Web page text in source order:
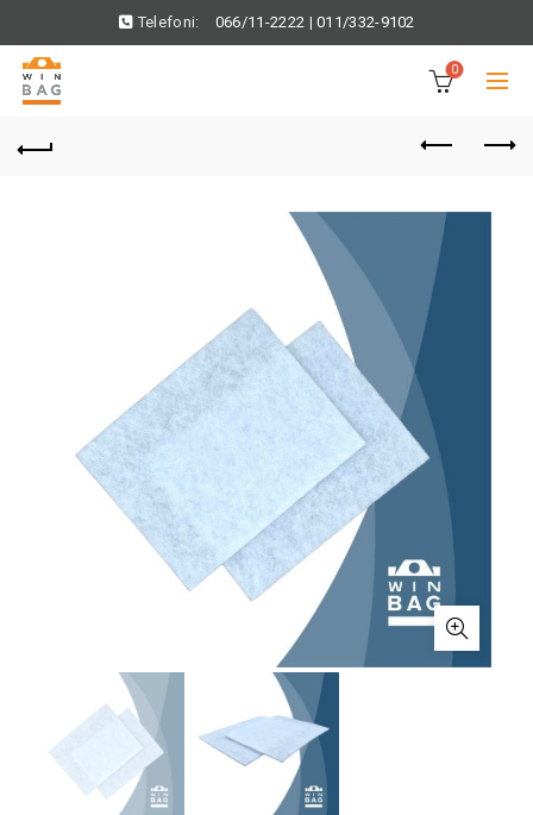
Telefoni: 066/11-2222 |011/332-9102
0